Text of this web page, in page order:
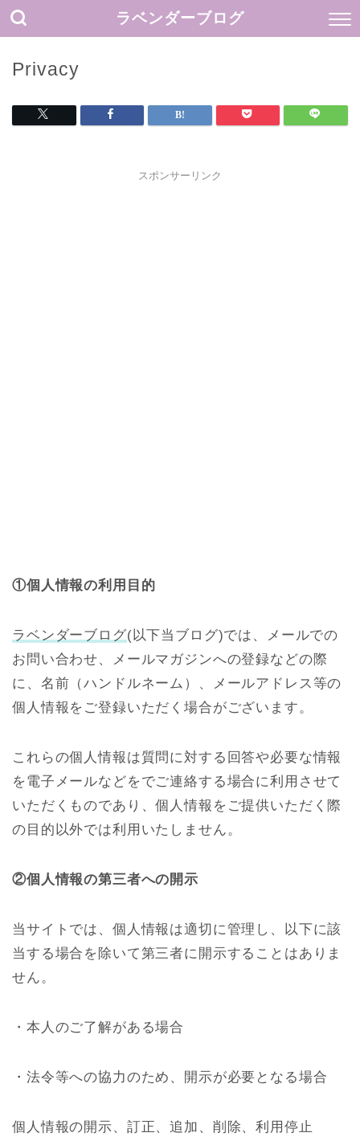
ラベンダーブログ
Privacy
スポンサーリンク
①個人情報の利用目的
ラベンダーブログ(以下当ブログ)では、メールでの
お問い合わせ、メールマガジンへの登録などの際
に、名前（ハンドルネーム）、メールアドレス等の
個人情報をご登録いただく場合がございます。
これらの個人情報は質問に対する回答や必要な情報
を電子メールなどをでご連絡する場合に利用させて
いただくものであり、個人情報をご提供いただく際
の目的以外では利用いたしません。
②個人情報の第三者への開示
当サイトでは、個人情報は適切に管理し、以下に該
当する場合を除いて第三者に開示することはありま
せん。
・本人のご了解がある場合
・法令等への協力のため、開示が必要となる場合
個人情報の開示、訂正、追加、削除、利用停止